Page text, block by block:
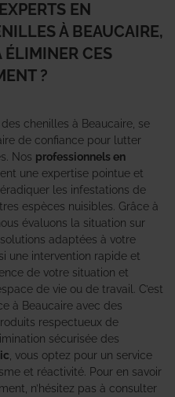
EN
À BEAUCAIRE,
ÉLIMINER CES
?
chenilles à Beaucaire, se
de confiance pour lutter
Nos professionnels en
une expertise pointue et
les infestations de
espèces nuisibles. Grâce à
évaluons la situation sur
adaptées à votre
une intervention rapide et
de votre situation et
de vie ou de travail. C’est
à Beaucaire avec des
respectueux de
sécurisée des
, vous optez pour un service
et réactivité. Pour en savoir
n’hésitez pas à consulter